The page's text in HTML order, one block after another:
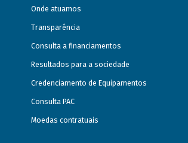
Onde atuamos
Transparência
Consulta a financiamentos
Resultados para a sociedade
Credenciamento de Equipamentos
Consulta PAC
Moedas contratuais